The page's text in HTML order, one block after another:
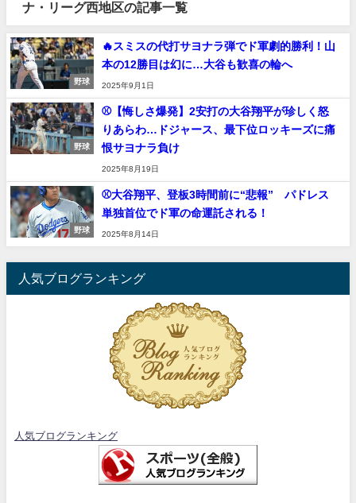
ナ・リーグ西地区の記事一覧
野球
🔥スミスの代打サヨナラ弾でド軍劇的勝利！山
本の12勝目は幻に…大谷も歓喜の輪へ
2025年9月1日
野球
⚾【悔しさ爆発】2安打の大谷翔平が珍しく怒
りあらわ…ドジャース、最下位ロッキーズに痛
恨サヨナラ負け
2025年8月19日
野球
⚾大谷翔平、登板3時間前に“悲報” パドレス
単独首位でド軍の命運託される！
2025年8月14日
人気ブログランキング
人気ブログランキング